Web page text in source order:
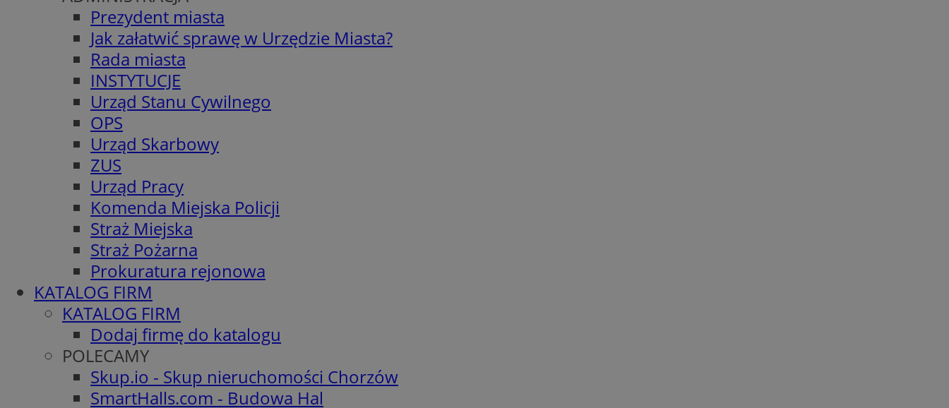
Prezydent miasta
Jak załatwić sprawę w Urzędzie Miasta?
Rada miasta
INSTYTUCJE
Urząd Stanu Cywilnego
OPS
Urząd Skarbowy
ZUS
Urząd Pracy
Komenda Miejska Policji
Straż Miejska
Straż Pożarna
Prokuratura rejonowa
KATALOG FIRM
KATALOG FIRM
Dodaj firmę do katalogu
POLECAMY
Skup.io - Skup nieruchomości Chorzów
SmartHalls.com - Budowa Hal